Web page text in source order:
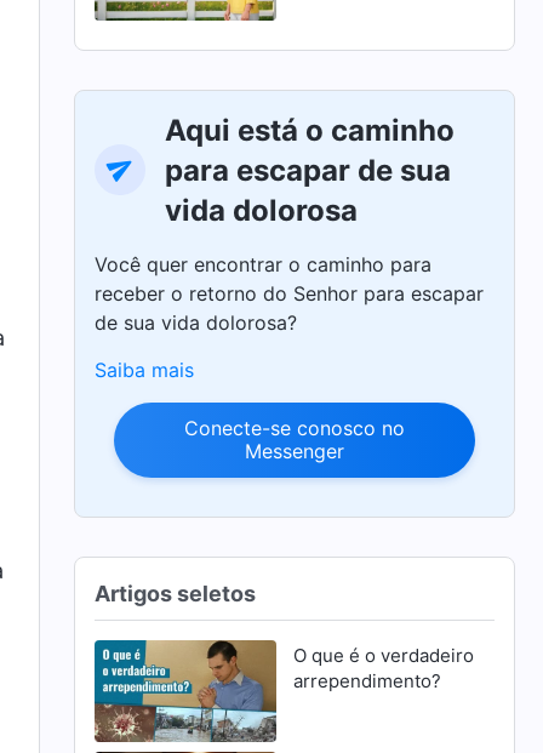
Aqui está o caminho
para escapar de sua
vida dolorosa
Você quer encontrar o caminho para
receber o retorno do Senhor para escapar
de sua vida dolorosa?
Saiba mais
Conecte-se conosco no
Messenger
Artigos seletos
O que é o verdadeiro
arrependimento?